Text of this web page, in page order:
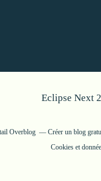
Eclipse Next
Overblog Créer un blog
Cookies et